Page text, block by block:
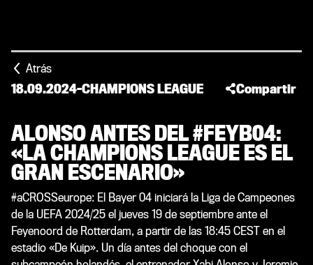
Atrás
18.09.2024-CHAMPIONS LEAGUE Compartir
ALONSO ANTES DEL #FEYB04:
«LA CHAMPIONS LEAGUE ES EL
GRAN ESCENARIO»
#aCROSSeurope: El Bayer 04 iniciará la Liga de Campeones
de la UEFA 2024/25 el jueves 19 de septiembre ante el
Feyenoord de Rotterdam, a partir de las 18:45 CEST en el
estadio «De Kuip». Un día antes del choque con el